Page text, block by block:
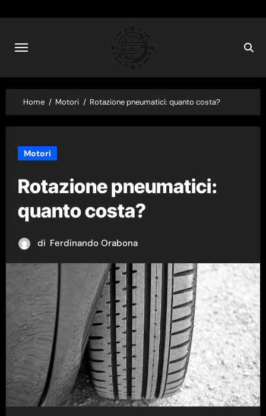
content
Home Motori Rotazione pneumatici: quanto costa?
Motori
Rotazione pneumatici:
quanto costa?
di Ferdinando Orabona